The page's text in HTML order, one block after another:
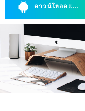
ดาวน์โหลดแอนดรอยด์